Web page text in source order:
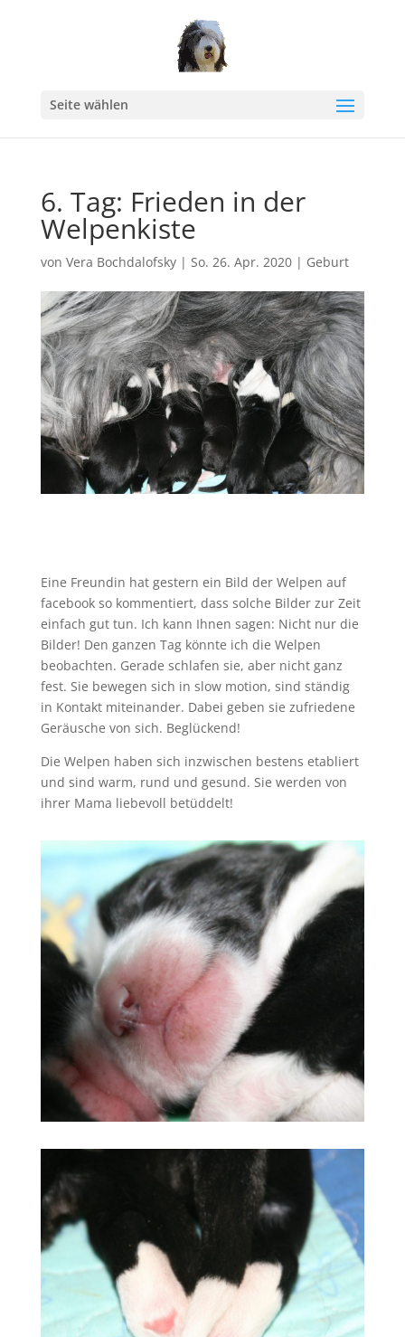
Seite wählen
6. Tag: Frieden in der
Welpenkiste
von Vera Bochdalofsky| So. 26. Apr. 2020| Geburt
Eine Freundin hat gestern ein Bild der Welpen auf
facebook so kommentiert, dass solche Bilder zur Zeit
einfach gut tun. Ich kann Ihnen sagen: Nicht nur die
Bilder! Den ganzen Tag könnte ich die Welpen
beobachten. Gerade schlafen sie, aber nicht ganz
fest. Sie bewegen sich in slow motion, sind ständig
in Kontakt miteinander. Dabei geben sie zufriedene
Geräusche von sich. Beglückend!
Die Welpen haben sich inzwischen bestens etabliert
und sind warm, rund und gesund. Sie werden von
ihrer Mama liebevoll betüddelt!